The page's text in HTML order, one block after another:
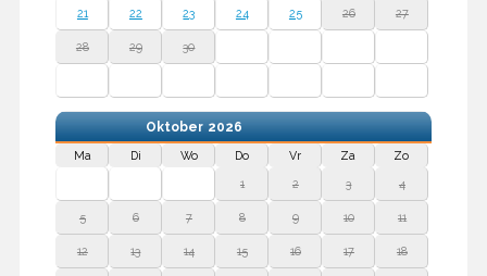
21 22 23 24 25 26 27
28 29 30
2026
Oktober
Ma Di Wo Do Vr Za Zo
1 2 3 4
5 6 7 8 9 10 11
12 13 14 15 16 17 18